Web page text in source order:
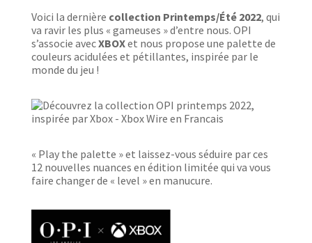
Voici la dernière collection Printemps/Été 2022, qui
va ravir les plus « gameuses » d’entre nous. OPI
s’associe avecXBOXet nous propose une palette de
couleurs acidulées et pétillantes, inspirée par le
monde du jeu !
« Play the palette » et laissez-vous séduire par ces
12 nouvelles nuances en édition limitée qui va vous
faire changer de « level » en manucure.